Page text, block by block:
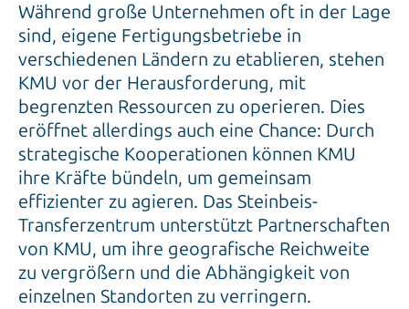
Während große Unternehmen oft in der Lage
sind, eigene Fertigungsbetriebe in
verschiedenen Ländern zu etablieren, stehen
KMU vor der Herausforderung, mit
begrenzten Ressourcen zu operieren. Dies
eröffnet allerdings auch eine Chance: Durch
strategische Kooperationen können KMU
ihre Kräfte bündeln, um gemeinsam
effizienter zu agieren. Das Steinbeis-
Transferzentrum unterstützt Partnerschaften
von KMU, um ihre geografische Reichweite
zu vergrößern und die Abhängigkeit von
einzelnen Standorten zu verringern.